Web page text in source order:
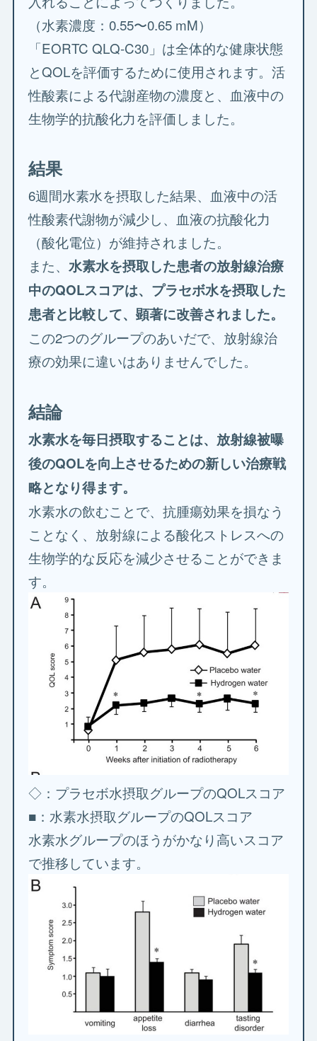
（水素濃度：0.55〜0.65 mM）
「EORTC QLQ-C30」は全体的な健康状態
とQOLを評価するために使用されます。活
性酸素による代謝産物の濃度と、血液中の
生物学的抗酸化力を評価しました。
結果
6週間水素水を摂取した結果、血液中の活
性酸素代謝物が減少し、血液の抗酸化力
（酸化電位）が維持されました。
また、 水素水を摂取した患者の放射線治療
中のQOLスコアは、プラセボ水を摂取した
患者と比較して、顕著に改善されました。
この2つのグループのあいだで、放射線治
療の効果に違いはありませんでした。
結論
水素水を毎日摂取することは、放射線被曝
後のQOLを向上させるための新しい治療戦
略となり得ます。
水素水の飲むことで、抗腫瘍効果を損なう
ことなく、放射線による酸化ストレスへの
生物学的な反応を減少させることができま
す。
◇：プラセボ水摂取グループのQOLスコア
■：水素水摂取グループのQOLスコア
水素水グループのほうがかなり高いスコア
で推移しています。